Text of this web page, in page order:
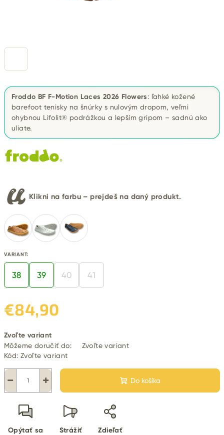
Froddo BF F-Motion Laces 2026 Flowers: ľahké kožené
barefoot tenisky na šnúrky s nulovým dropom, veľmi
ohybnou Lifolit® podrážkou a lepším gripom – sadnú ako
uliate.
Klikni na farbu – prejdeš na daný produkt.
VARIANT:
38 39 40 41
€84,90
cena:
Zvoľte variant
Môžeme doručiť do:
Zvoľte variant
Kód: Zvoľte variant
+
− Do košíka
Opýtať sa Strážiť Zdieľať